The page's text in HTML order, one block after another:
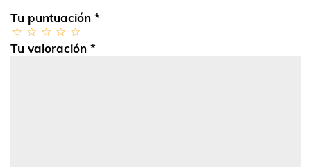
Tu puntuación *
Tu valoración *